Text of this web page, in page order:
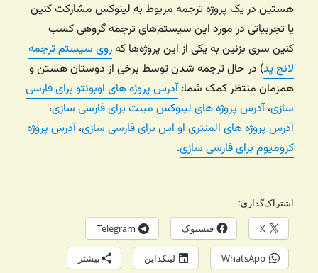
هستین در یک پروژه ترجمه مربوط به لینوکس مشارکت کنین
یا تجربیاتی در مورد این سیستم‌های ترجمه گروهی کسب
کنین سری بزنین به یکی از این پروژه‌ها کهروی سیستم ترجمه
لانچ پد) در حال ترجمه شدن توسط برخی از دوستان هستن و
همزمان منتظر کمک شما:آدرس پروژه های اوبونتو برای فارسی
سازی،آدرس پروژه های لینوکس مینت برای فارسی سازی،
آدرس پروژه های المنتری او اس برای فارسی سازی،آدرس پروژه
کرومیوم برای فارسی سازی.
اشتراک‌گذاری:
X فیسبوک Telegram
WhatsApp لینکداین بیشتر